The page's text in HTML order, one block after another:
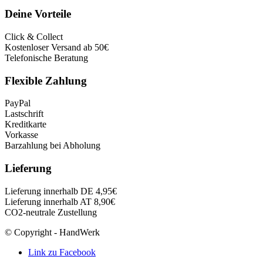
Deine Vorteile
Click & Collect
Kostenloser Versand ab 50€
Telefonische Beratung
Flexible Zahlung
PayPal
Lastschrift
Kreditkarte
Vorkasse
Barzahlung bei Abholung
Lieferung
Lieferung innerhalb DE 4,95€
Lieferung innerhalb AT 8,90€
CO2-neutrale Zustellung
© Copyright - HandWerk
Link zu Facebook